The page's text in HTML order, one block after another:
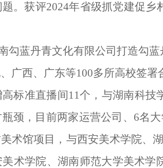
。获评2024年省级抓党建促乡
勾蓝丹青文化有限公司打造勾
广西、广东等100多所高校签署
标准直播间11个，与湖南科技
颈，目前两家运营公司、 6名
术馆项目，与西安美术学院、
术学院、湖南师范大学美术